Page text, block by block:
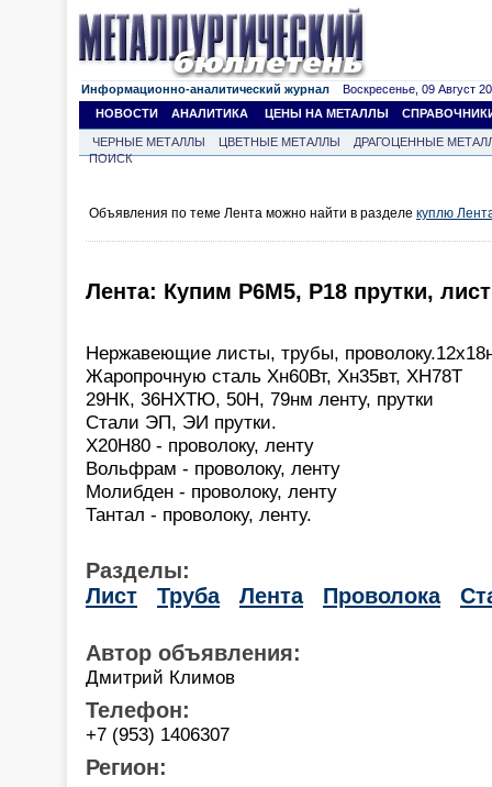
Информационно-аналитический журнал Воскресенье, 09 Август
НОВОСТИ
АНАЛИТИКА ЦЕНЫ НА МЕТАЛЛЫ
ЧЕРНЫЕ МЕТАЛЛЫ ЦВЕТНЫЕ МЕТАЛЛЫ
ДРАГОЦЕННЫЕ
ПОИСК
Объявления по теме Лента можно найти в разделе куплю
Лента: Купим Р6М5, Р18 прутки,
Нержавеющие листы, трубы,
Жаропрочную сталь Хн60Вт, Хн35вт, ХН78Т
29НК, 36НХТЮ, 50Н, 79нм ленту, прутки
Стали ЭП, ЭИ прутки.
Х20Н80 - проволоку, ленту
Вольфрам - проволоку, ленту
Молибден - проволоку, ленту
Тантал - проволоку, ленту.
Разделы:
Лист
Труба Лента Проволока
Автор объявления:
Дмитрий Климов
Телефон:
+7 (953) 1406307
Регион: